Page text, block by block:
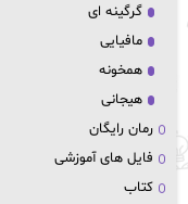
گرگینه ای
مافیایی
همخونه
هیجانی
رمان رایگان
فایل های آموزشی
کتاب